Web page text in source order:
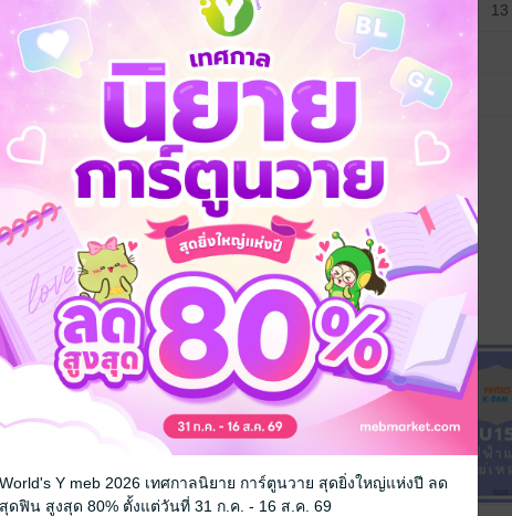
วันที่วางขาย
ความยาว
ราคาปก
เรียน ม.5
World's Y meb 2026 เทศกาลนิยาย การ์ตูนวาย สุดยิ่งใหญ่แห่งปี ลด
สุดฟิน สูงสุด 80% ตั้งแต่วันที่ 31 ก.ค. - 16 ส.ค. 69